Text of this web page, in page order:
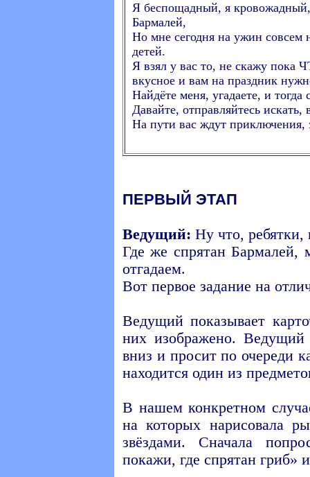
Я беспощадный, я
Бармалей,
Но мне сегодня на ужин совсем
детей.
Я взял у вас то, не скажу пока
вкусное и вам на праздник
Найдёте меня, угадаете, и тогда
Давайте, отправляйтесь искать,
На пути вас ждут приключения,
ПЕРВЫЙ ЭТАП
Ведущий: Ну что, ребятки,
Где же спрятан Бармалей,
отгадаем.
Вот первое задание на
Ведущий показывает
них изображено. Ведущий
вниз и просит по очереди
находится один из
В нашем конкретном
на которых нарисовала
звёздами. Сначала
покажи, где спрятан гриб»